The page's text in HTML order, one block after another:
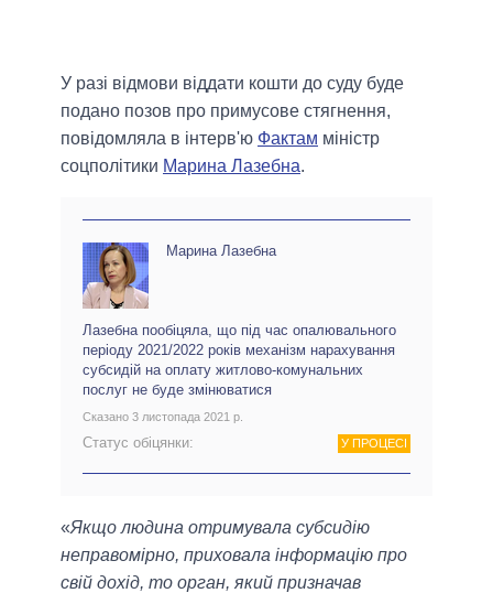
У разі відмови віддати кошти до суду буде
подано позов про примусове стягнення,
повідомляла в інтерв'ю Фактам міністр
соцполітики Марина Лазебна.
Марина Лазебна
Лазебна пообіцяла, що під час опалювального
періоду 2021/2022 років механізм нарахування
субсидій на оплату житлово-комунальних
послуг не буде змінюватися
Сказано 3 листопада 2021 р.
Статус обіцянки: У ПРОЦЕСІ
«Якщо людина отримувала субсидію
неправомірно, приховала інформацію про
свій дохід, то орган, який призначав